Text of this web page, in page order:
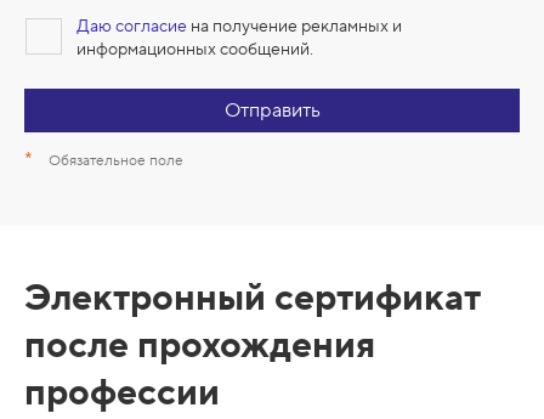
Даю согласие на получение рекламных и
информационных сообщений.
Отправить
* Обязательное поле
С
р
т
Электронный сертификат
после прохождения
профессии